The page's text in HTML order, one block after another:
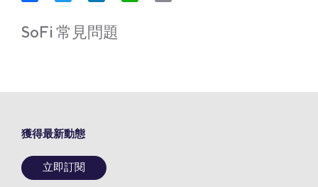
SoFi 常見問題
獲得最新動態
立即訂閱